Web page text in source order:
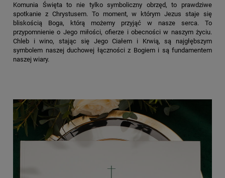
Komunia Święta to nie tylko symboliczny obrzęd, to prawdziwe
spotkanie z Chrystusem. To moment, w którym Jezus staje się
bliskością Boga, którą możemy przyjąć w nasze serca. To
przypomnienie o Jego miłości, ofierze i obecności w naszym życiu.
Chleb i wino, stając się Jego Ciałem i Krwią, są najgłębszym
symbolem naszej duchowej łączności z Bogiem i są fundamentem
naszej wiary.